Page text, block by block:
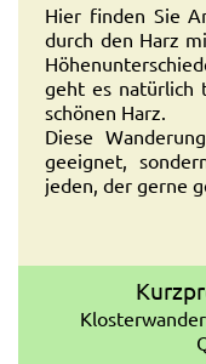
Hier finden Sie
durch den Harz
geht es natürlich
schönen Harz.
Diese
geeignet,
jeden, der gerne